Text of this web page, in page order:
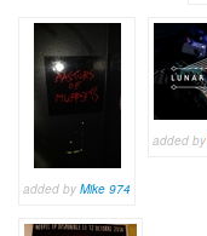
added by Mike 974
added by